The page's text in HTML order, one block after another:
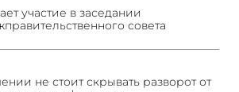
участие в заседании
совета
не стоит скрывать разворот от